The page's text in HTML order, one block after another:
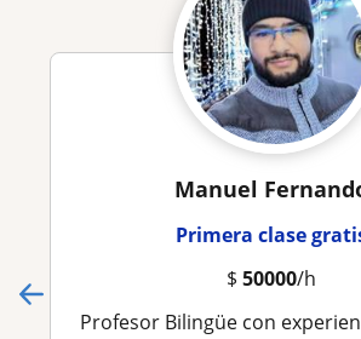
Manuel
Primera clase
$ 50000/h
Profesor Bilingüe con experiencia